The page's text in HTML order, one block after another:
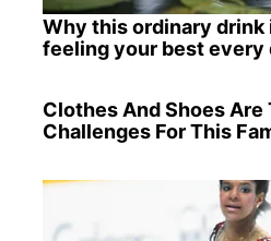
Why this ordinary
feeling your best every
Clothes And Shoes Are
Challenges For This